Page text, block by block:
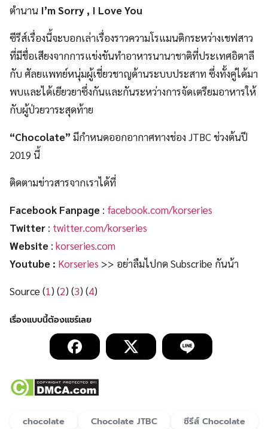
ตำนาน I’m Sorry , I Love You
ซีรีส์เรื่องนี้จะบอกเล่าเรื่องราวความโรแมนติกระหว่างเชฟสาว
ที่มีชื่อเสียงจากการแข่งขันทำอาหารนานาชาติที่ประเทศอิตาลี
กับ ศัลยแพทย์หนุ่มผู้เชี่ยวชาญด้านระบบประสาท ซึ่งทั้งคู่ได้มา
พบและได้เยียวยาซึ่งกันและกันระหว่างการจัดเตรียมอาหารให้
กับผู้ป่วยวาระสุดท้าย
“Chocolate” มีกำหนดออกอากาศทางช่อง JTBC ช่วงต้นปี
2019 นี้
ติดตามข่าวสารจากเราได้ที่
Facebook Fanpage : facebook.com/korseries
Twitter : twitter.com/korseries
Website : korseries.com
Youtube : Korseries >> อย่าลืมไปกด Subscribe กันน้า
Source (1) (2) (3) (4)
chocolate Chocolate JTBC
ซีรีส์ Chocolate